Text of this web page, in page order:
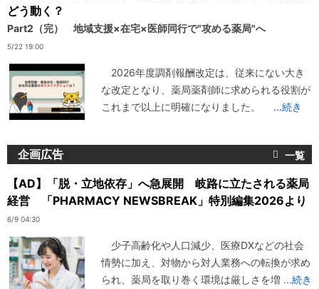
どう動く？
Part2（完） 地域支援×在宅×医師同行で"攻める薬局"へ
5/22 19:00
2026年度調剤報酬改定は、従来にない大き
な改定となり、薬局薬剤師に求められる役割が
これまで以上に明確になりました。
...続き
企画広告
【AD】「脱・立地依存」へ急展開 岐路に立たされる薬局
経営 「PHARMACY NEWSBREAK」特別編集2026より
6/9 04:30
少子高齢化や人口減少、医療DXなどの社会
情勢に加え、対物から対人業務への転換が求め
られ、薬局を取り巻く環境は厳しさを増 ...続き